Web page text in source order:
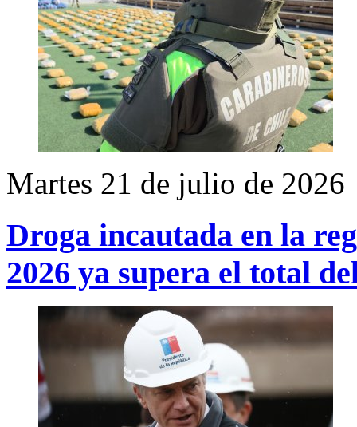
Martes 21 de julio de 2026
Droga incautada en la
2026 ya supera el total